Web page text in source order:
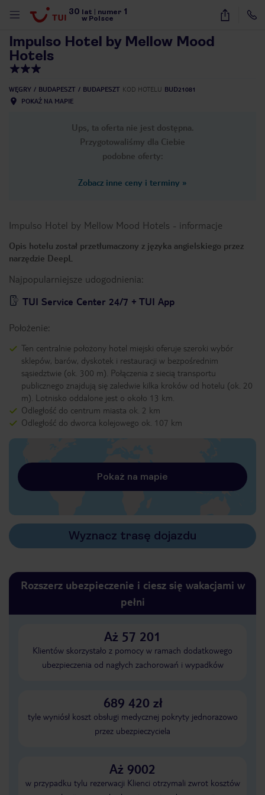
30 lat numer 1
w Polsce
44
Impulso Hotel by Mellow Mood
Hotels
WĘGRY BUDAPESZT BUDAPESZT KOD HOTELU BUD21081
POKAŻ NA MAPIE
Ups, ta oferta nie jest dostępna.
Przygotowaliśmy dla Ciebie
podobne oferty:
Zobacz inne ceny i terminy »
Impulso Hotel by Mellow Mood Hotels - informacje
Opis hotelu został przetłumaczony z języka angielskiego przez
narzędzie DeepL
Najpopularniejsze udogodnienia:
TUI Service Center 24/7 + TUI App
Położenie:
Ten centralnie położony hotel miejski oferuje szeroki wybór
sklepów, barów, dyskotek i restauracji w bezpośrednim
sąsiedztwie (ok. 300 m). Połączenia z siecią transportu
publicznego znajdują się zaledwie kilka kroków od hotelu (ok. 20
m). Lotnisko oddalone jest o około 13 km.
Odległość do centrum miasta ok. 2 km
Odległość do dworca kolejowego ok. 107 km
Pokaż na mapie
Wyznacz trasę dojazdu
Rozszerz ubezpieczenie i ciesz się wakacjami w
pełni
Aż 57 201
Klientów skorzystało z pomocy w ramach dodatkowego
ubezpieczenia od nagłych zachorowań i wypadków
689 420 zł
tyle wyniósł koszt obsługi medycznej pokryty jednorazowo
przez ubezpieczyciela
Aż 9002
w przypadku tylu rezerwacji Klienci otrzymali zwrot kosztów